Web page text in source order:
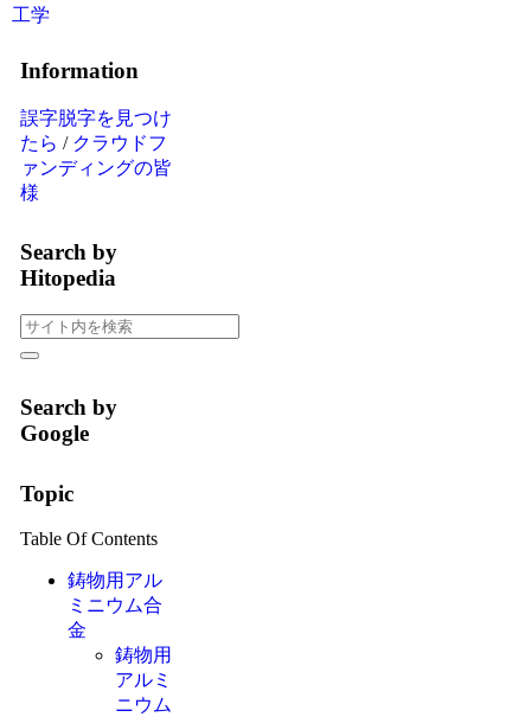
工学
Information
誤字脱字を見つけ
たら / クラウドフ
ァンディングの皆
様
Search by
Hitopedia
Search by
Google
Topic
Table Of Contents
鋳物用アル
ミニウム合
金
鋳物用
アルミ
ニウム